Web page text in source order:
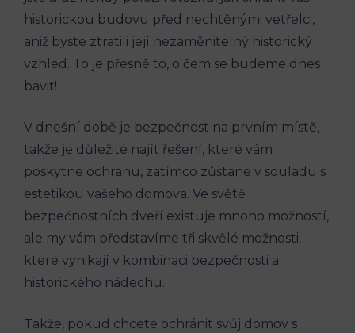
historickou budovu před nechtěnými vetřelci,
aniž byste ztratili její nezaměnitelný historický
vzhled. To je přesně to, o čem se budeme dnes
bavit!
V dnešní době je bezpečnost na prvním místě,
takže je důležité najít řešení, které vám
poskytne ochranu, zatímco zůstane v souladu s
estetikou vašeho domova. Ve světě
bezpečnostních dveří existuje mnoho možností,
ale my vám představíme tři skvělé možnosti,
které vynikají v kombinaci bezpečnosti a
historického nádechu.
Takže, pokud chcete ochránit svůj domov s